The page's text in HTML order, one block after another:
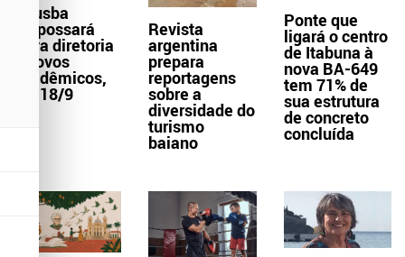
Aljusba
empossará
nova diretoria
e novos
acadêmicos,
dia 18/9
Revista
argentina
prepara
reportagens
sobre a
diversidade do
turismo
baiano
Ponte que
ligará o centro
de Itabuna à
nova BA-649
tem 71% de
sua estrutura
de concreto
concluída